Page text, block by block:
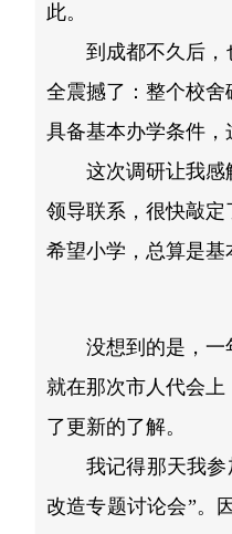
此。
到成都不久后
全震撼了：整个校
具备基本办学条件，
这次调研让我
领导联系，很快敲
希望小学，总算是基
没想到的是，一
就在那次市人代会
了更新的了解。
我记得那天我
改造专题讨论会”。